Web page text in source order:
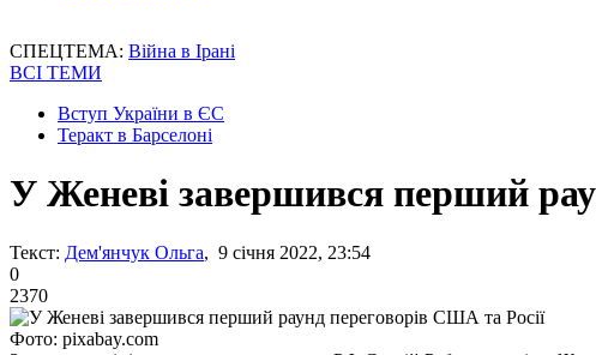
СПЕЦТЕМА: Війна в Ірані
ВСІ ТЕМИ
Вступ України в ЄС
Теракт в Барселоні
У Женеві завершився перший
Текст: Дем'янчук Ольга, 9 січня 2022, 23:54
0
2370
Фото: pixabay.com